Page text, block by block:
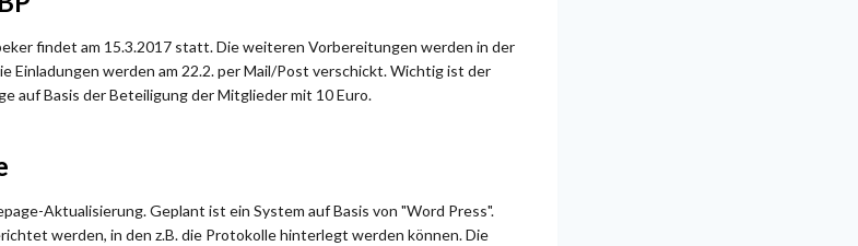
findet am 15.3.2017 statt. Die weiteren Vorbereitungen werden in der
Einladungen werden am 22.2. per Mail/Post verschickt. Wichtig ist der
auf Basis der Beteiligung der Mitglieder mit 10 Euro.
Aktualisierung. Geplant ist ein System auf Basis von "Word Press".
werden, in den z.B. die Protokolle hinterlegt werden können. Die